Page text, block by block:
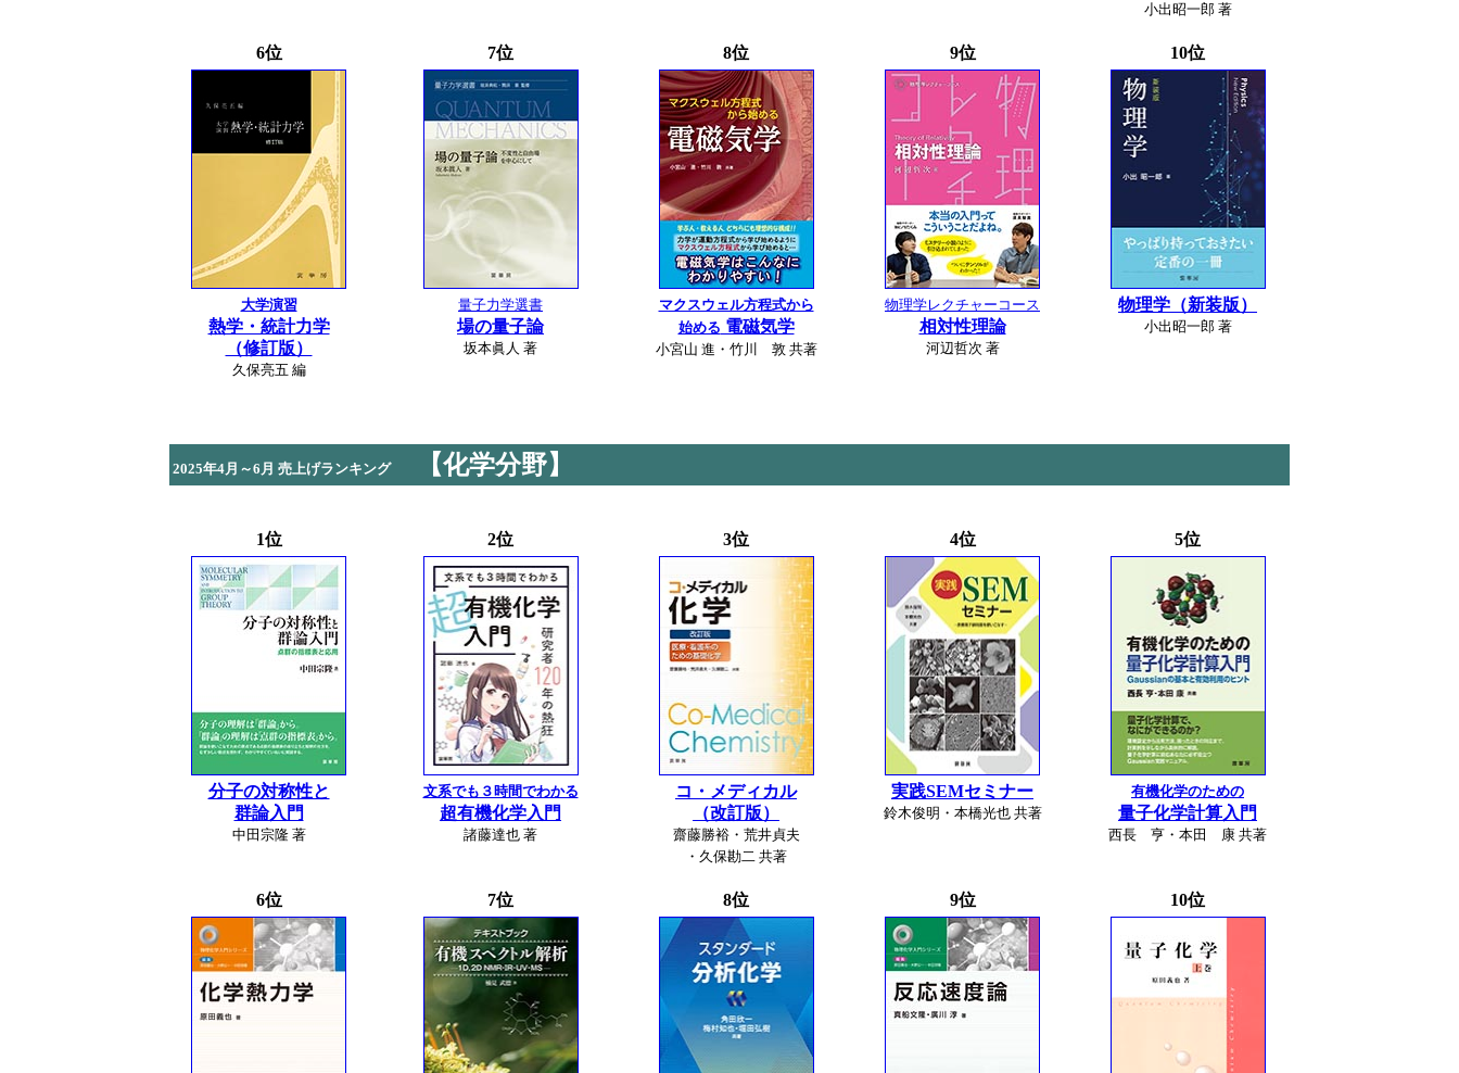
小出昭一郎 著
6位
大学演習
熱学・統計力学
（修訂版）
久保亮五 編
7位
量子力学選書
場の量子論
坂本眞人 著
8位
マクスウェル方程式から
始める 電磁気学
小宮山 進・竹川 敦 共著
9位
物理学レクチャーコース
相対性理論
河辺哲次 著
10位
物理学（新装版）
小出昭一郎 著
2025年4月～6月 売上げランキング 【化学分野】
1位
分子の対称性と
群論入門
中田宗隆 著
2位
文系でも３時間でわかる
超有機化学入門
諸藤達也 著
3位
コ・メディカル
（改訂版）
齋藤勝裕・荒井貞夫
・久保勘二 共著
4位
実践SEMセミナー
鈴木俊明・本橋光也 共著
5位
有機化学のための
量子化学計算入門
西長 亨・本田 康 共著
6位 7位 8位 9位 10位